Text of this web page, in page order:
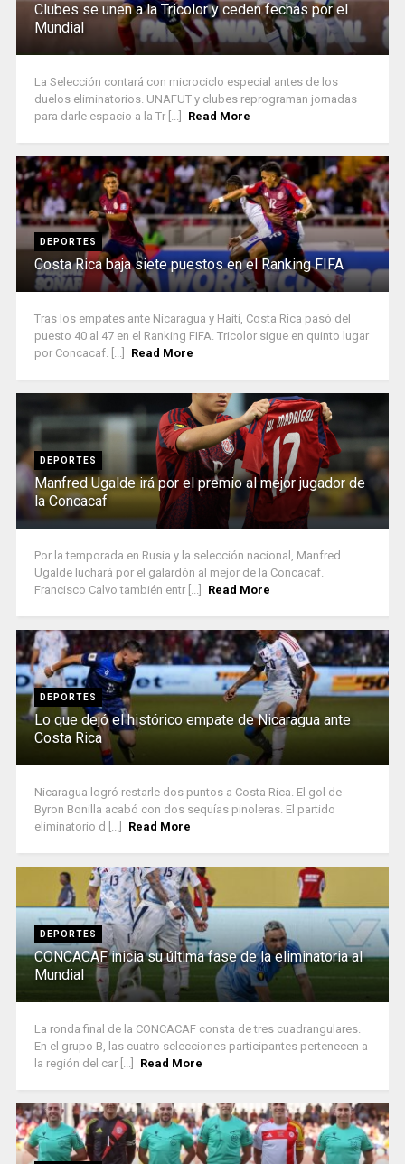
Clubes se unen a la Tricolor y ceden fechas por el
Mundial
La Selección contará con microciclo especial antes de los
duelos eliminatorios. UNAFUT y clubes reprograman jornadas
para darle espacio a la Tr [...]
Read More
DEPORTES
Costa Rica baja siete puestos en el Ranking FIFA
Tras los empates ante Nicaragua y Haití, Costa Rica pasó del
puesto 40 al 47 en el Ranking FIFA. Tricolor sigue en quinto lugar
por Concacaf. [...]
Read More
DEPORTES
Manfred Ugalde irá por el premio al mejor jugador de
la Concacaf
Por la temporada en Rusia y la selección nacional, Manfred
Ugalde luchará por el galardón al mejor de la Concacaf.
Francisco Calvo también entr [...]
Read More
DEPORTES
Lo que dejó el histórico empate de Nicaragua ante
Costa Rica
Nicaragua logró restarle dos puntos a Costa Rica. El gol de
Byron Bonilla acabó con dos sequías pinoleras. El partido
eliminatorio d [...]
Read More
DEPORTES
CONCACAF inicia su última fase de la eliminatoria al
Mundial
La ronda final de la CONCACAF consta de tres cuadrangulares.
En el grupo B, las cuatro selecciones participantes pertenecen a
la región del car [...]
Read More